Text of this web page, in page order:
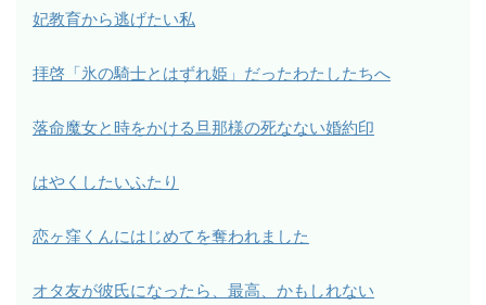
妃教育から逃げたい私
拝啓「氷の騎士とはずれ姫」だったわたしたちへ
落命魔女と時をかける旦那様の死なない婚約印
はやくしたいふたり
恋ヶ窪くんにはじめてを奪われました
オタ友が彼氏になったら、最高、かもしれない